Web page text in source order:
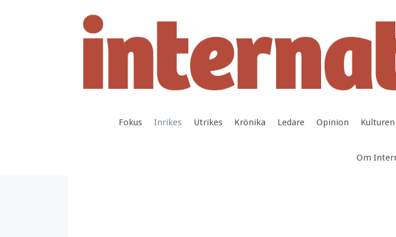
Fokus Inrikes Utrikes Krönika Ledare Opinion Kulturen
Om